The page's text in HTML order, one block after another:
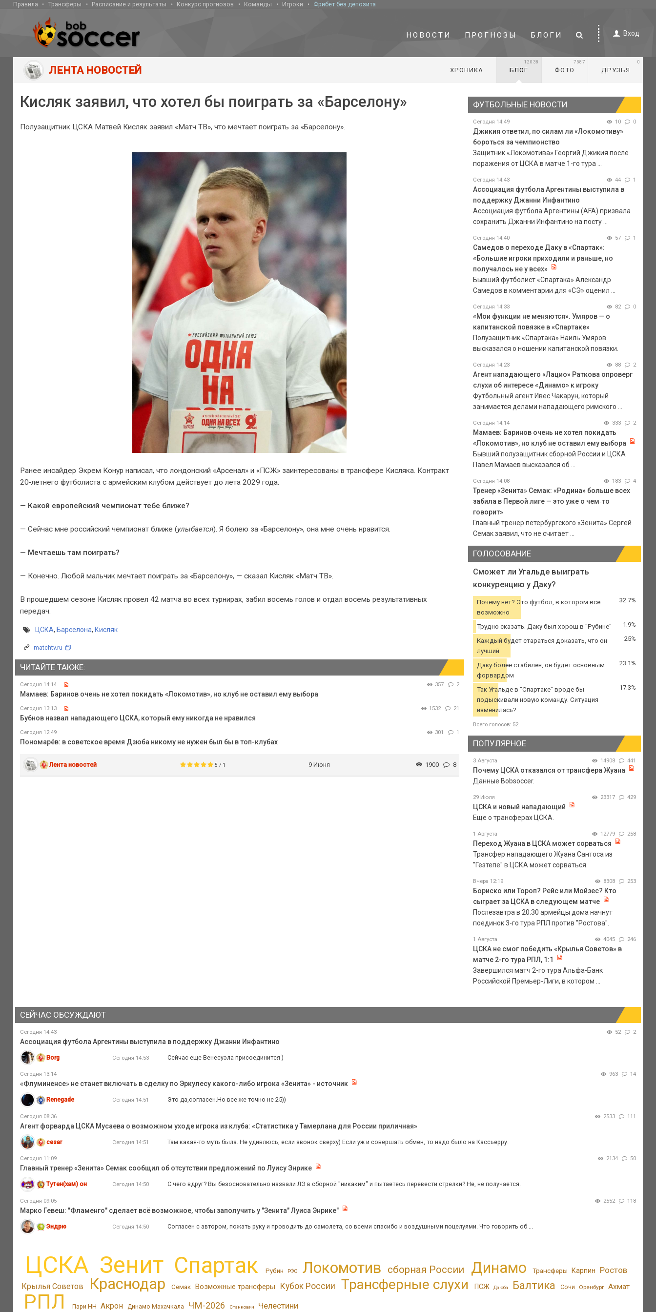
Правила Трансферы Расписание и результаты Конкурс прогнозов Команды Игроки Фрибет без депозита
НОВОСТИ ПРОГНОЗЫ БЛОГИ Вход
ЛЕНТА НОВОСТЕЙ ХРОНИКА БЛОГ
12038
ФОТО
7587
ДРУЗЬЯ
0
Кисляк заявил, что хотел бы поиграть за «Барселону»
Полузащитник ЦСКА Матвей Кисляк заявил «Матч ТВ», что мечтает поиграть за «Барселону».
Ранее инсайдер Экрем Конур написал, что лондонский «Арсенал» и «ПСЖ» заинтересованы в трансфере Кисляка. Контракт
20‑летнего футболиста с армейским клубом действует до лета 2029 года.
— Какой европейский чемпионат тебе ближе?
— Сейчас мне российский чемпионат ближе (улыбается). Я болею за «Барселону», она мне очень нравится.
— Мечтаешь там поиграть?
— Конечно. Любой мальчик мечтает поиграть за «Барселону», — сказал Кисляк «Матч ТВ».
В прошедшем сезоне Кисляк провел 42 матча во всех турнирах, забил восемь голов и отдал восемь результативных
передач.
ЦСКА, Барселона, Кисляк
matchtv.ru
ЧИТАЙТЕ ТАКЖЕ:
Сегодня 14:14 357 2
Мамаев: Баринов очень не хотел покидать «Локомотив», но клуб не оставил ему выбора
Сегодня 13:13 1532 21
Бубнов назвал нападающего ЦСКА, который ему никогда не нравился
Сегодня 12:49 301 1
Пономарёв: в советское время Дзюба никому не нужен был бы в топ-клубах
Лента новостей 5 / 1 9 Июня 1900 8
ФУТБОЛЬНЫЕ НОВОСТИ
Сегодня 14:49 10 0
Джикия ответил, по силам ли «Локомотиву»
бороться за чемпионство
Защитник «Локомотива» Георгий Джикия после
поражения от ЦСКА в матче 1-го тура ...
Сегодня 14:43 44 1
Ассоциация футбола Аргентины выступила в
поддержку Джанни Инфантино
Ассоциация футбола Аргентины (AFA) призвала
сохранить Джанни Инфантино на посту ...
Сегодня 14:40 57 1
Самедов о переходе Даку в «Спартак»:
«Большие игроки приходили и раньше, но
получалось не у всех»
Бывший футболист «Спартака» Александр
Самедов в комментарии для «СЭ» оценил ...
Сегодня 14:33 82 0
«Мои функции не меняются». Умяров — о
капитанской повязке в «Спартаке»
Полузащитник «Спартака» Наиль Умяров
высказался о ношении капитанской повязки.
Сегодня 14:23 88 2
Агент нападающего «Лацио» Раткова опроверг
слухи об интересе «Динамо» к игроку
Футбольный агент Ивес Чакарун, который
занимается делами нападающего римского ...
Сегодня 14:14 333 2
Мамаев: Баринов очень не хотел покидать
«Локомотив», но клуб не оставил ему выбора
Бывший полузащитник сборной России и ЦСКА
Павел Мамаев высказался об ...
Сегодня 14:08 183 4
Тренер «Зенита» Семак: «Родина» больше всех
забила в Первой лиге — это уже о чем‑то
говорит»
Главный тренер петербургского «Зенита» Сергей
Семак заявил, что не считает ...
ГОЛОСОВАНИЕ
Сможет ли Угальде выиграть
конкуренцию у Даку?
Почему нет? Это футбол, в котором все
возможно
32.7%
Трудно сказать. Даку был хорош в "Рубине" 1.9%
Каждый будет стараться доказать, что он
лучший
25%
Даку более стабилен, он будет основным
форвардом
23.1%
Так Угальде в "Спартаке" вроде бы
подыскивали новую команду. Ситуация
изменилась?
17.3%
Всего голосов: 52
ПОПУЛЯРНОЕ
3 Августа 14908 441
Почему ЦСКА отказался от трансфера Жуана
Данные Bobsoccer.
29 Июля 23317 429
ЦСКА и новый нападающий
Еще о трансферах ЦСКА.
1 Августа 12779 258
Переход Жуана в ЦСКА может сорваться
Трансфер нападающего Жуана Сантоса из
"Гезтепе" в ЦСКА может сорваться.
Вчера 12:19 8308 253
Бориско или Тороп? Рейс или Мойзес? Кто
сыграет за ЦСКА в следующем матче
Послезавтра в 20.30 армейцы дома начнут
поединок 3-го тура РПЛ против "Ростова".
1 Августа 4045 246
ЦСКА не смог победить «Крылья Советов» в
матче 2-го тура РПЛ, 1:1
Завершился матч 2-го тура Альфа-Банк
Российской Премьер-Лиги, в котором ...
СЕЙЧАС ОБСУЖДАЮТ
Сегодня 14:43 52 2
Ассоциация футбола Аргентины выступила в поддержку Джанни Инфантино
Borg Сегодня 14:53 Сейчас еще Венесуэла присоединится )
Сегодня 13:14 963 14
«Флуминенсе» не станет включать в сделку по Эркулесу какого-либо игрока «Зенита» - источник
Renegade Сегодня 14:51 Это да,согласен.Но все же точно не 25))
Сегодня 08:36 2533 111
Агент форварда ЦСКА Мусаева о возможном уходе игрока из клуба: «Статистика у Тамерлана для России приличная»
cesar Сегодня 14:51 Там какая-то муть была. Не удивлюсь, если звонок сверху) Если уж и совершать обмен, то надо было на Кассьерру.
Сегодня 11:09 2134 50
Главный тренер «Зенита» Семак сообщил об отсутствии предложений по Луису Энрике
Тутен(хам) он Сегодня 14:50 С чего вдруг? Вы безосновательно назвали ЛЭ в сборной "никаким" и пытаетесь перевести стрелки? Не, не получается.
Сегодня 09:05 2552 118
Марко Гевеш: "Фламенго" сделает всё возможное, чтобы заполучить у "Зенита" Луиса Энрике"
Эндрю Сегодня 14:50 Согласен с автором, пожать руку и проводить до самолета, со всеми спасибо и воздушными поцелуями. Что говорить об ...
ЦСКА Зенит Спартак Рубин РФС Локомотив сборная России Динамо Трансферы Карпин Ростов
Крылья Советов Краснодар Семак Возможные трансферы Кубок России Трансферные слухи ПСЖ Дзюба Балтика Сочи Оренбург Ахмат
РПЛ Пари НН Акрон Динамо Махачкала ЧМ-2026 Станкович Челестини